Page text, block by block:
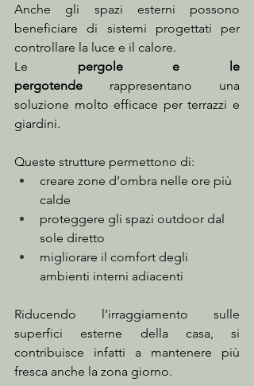
Anche gli spazi esterni possono
beneficiare di sistemi progettati per
controllare la luce e il calore.
Le pergole e le
pergotende rappresentano una
soluzione molto efficace per terrazzi e
giardini.
Queste strutture permettono di:
creare zone d’ombra nelle ore più
calde
proteggere gli spazi outdoor dal
sole diretto
migliorare il comfort degli
ambienti interni adiacenti
Riducendo l’irraggiamento sulle
superfici esterne della casa, si
contribuisce infatti a mantenere più
fresca anche la zona giorno.